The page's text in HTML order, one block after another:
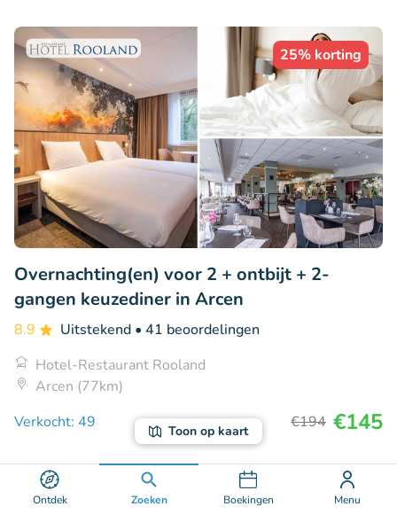
Ontdek Zoeken Boekingen Menu
Toon op kaart
25% korting
Overnachting(en) voor 2 + ontbijt + 2-
gangen keuzediner in Arcen
8.9 Uitstekend • 41 beoordelingen
Hotel-Restaurant Rooland
Arcen (77km)
Verkocht: 49
€194 €145
69% korting